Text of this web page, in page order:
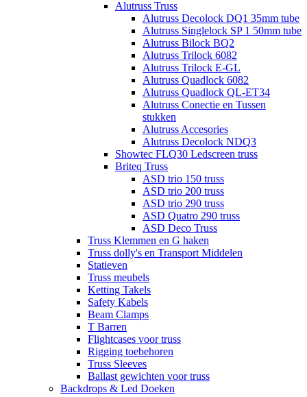
Alutruss Truss
Alutruss Decolock DQ1 35mm tube
Alutruss Singlelock SP 1 50mm tube
Alutruss Bilock BQ2
Alutruss Trilock 6082
Alutruss Trilock E-GL
Alutruss Quadlock 6082
Alutruss Quadlock QL-ET34
Alutruss Conectie en Tussen
stukken
Alutruss Accesories
Alutruss Decolock NDQ3
Showtec FLQ30 Ledscreen truss
Briteq Truss
ASD trio 150 truss
ASD trio 200 truss
ASD trio 290 truss
ASD Quatro 290 truss
ASD Deco Truss
Truss Klemmen en G haken
Truss dolly's en Transport Middelen
Statieven
Truss meubels
Ketting Takels
Safety Kabels
Beam Clamps
T Barren
Flightcases voor truss
Rigging toebehoren
Truss Sleeves
Ballast gewichten voor truss
Backdrops & Led Doeken